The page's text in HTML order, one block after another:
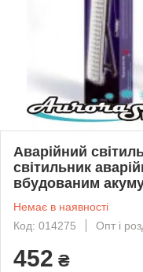
Аварійний
світильник
вбудованим
Немає в наявності
Код: 014275
Опт і
452 ₴